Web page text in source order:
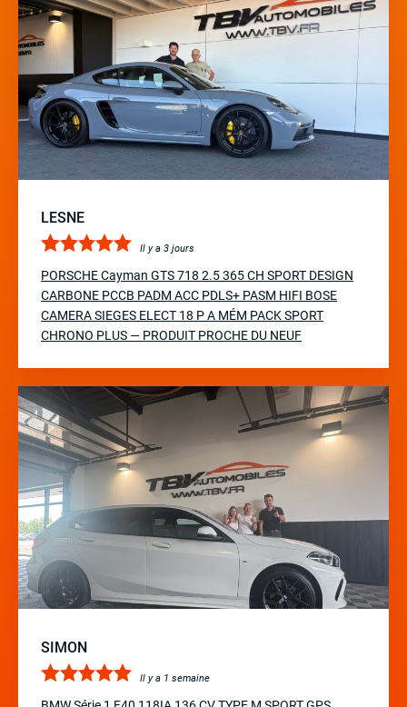
LESNE
Il y a 3 jours
PORSCHE Cayman GTS 718 2.5 365 CH SPORT DESIGN
CARBONE PCCB PADM ACC PDLS+ PASM HIFI BOSE
CAMERA SIEGES ELECT 18 P A MÉM PACK SPORT
CHRONO PLUS — PRODUIT PROCHE DU NEUF
SIMON
Il y a 1 semaine